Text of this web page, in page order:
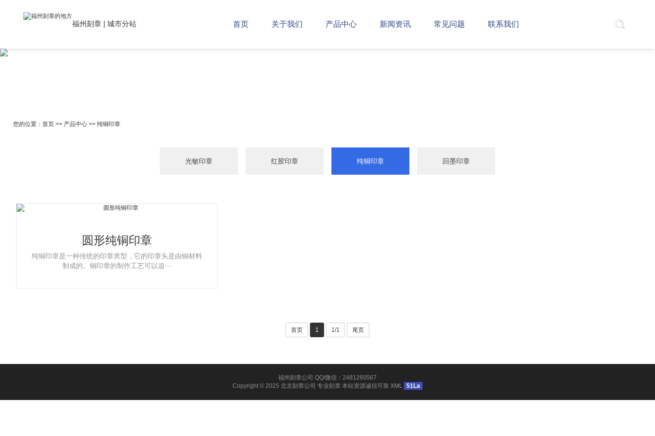
福州刻章 | 城市分站 首页 关于我们 产品中心 新闻资讯 常见问题 联系我们
您的位置： 首页>> 产品中心>> 纯铜印章
光敏印章 红胶印章 纯铜印章 回墨印章
圆形纯铜印章
纯铜印章是一种传统的印章类型，它的印章头是由铜材料
制成的。铜印章的制作工艺可以追···
首页 1 1/1 尾页
福州刻章公司 QQ/微信：2481260567
Copyright © 2025 北京刻章公司 专业刻章 本站资源诚信可靠 XML 51La